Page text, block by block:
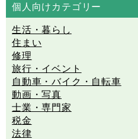
個人向けカテゴリー
生活・暮らし
住まい
修理
旅行・イベント
自動車・バイク・自転車
動画・写真
士業・専門家
税金
法律